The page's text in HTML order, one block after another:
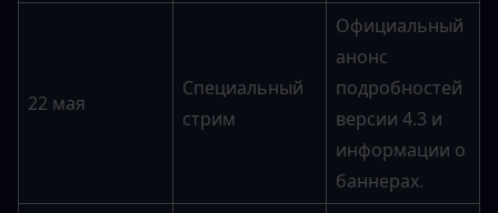
22 мая
Специальный
стрим
Официальный
анонс
подробностей
версии 4.3 и
информации о
баннерах.